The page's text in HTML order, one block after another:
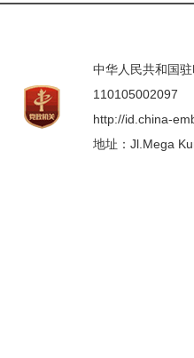
中华人民共和国
110105002097
http://id.china-
地址：Jl.Mega